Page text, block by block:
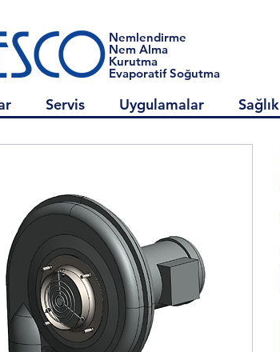
Nemlendirme
Nem Alma
Kurutma
Evaporatif Soğutma
Servis Uygulamalar Sağlık